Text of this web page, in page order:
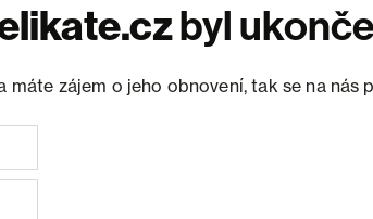
byl
zájem o jeho obnovení, tak se na nás